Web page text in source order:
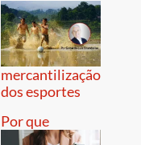
mercantilização
dos esportes
Por que